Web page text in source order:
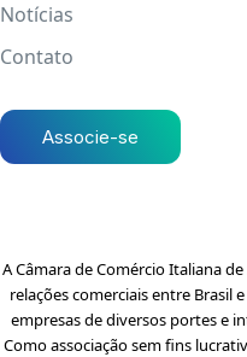
Notícias
Contato
Associe-se
A Câmara de Comércio Italiana
relações comerciais entre Brasil
empresas de diversos portes e
Como associação sem fins